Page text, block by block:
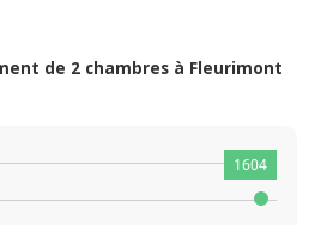
de 2 chambres à Fleurimont
1604